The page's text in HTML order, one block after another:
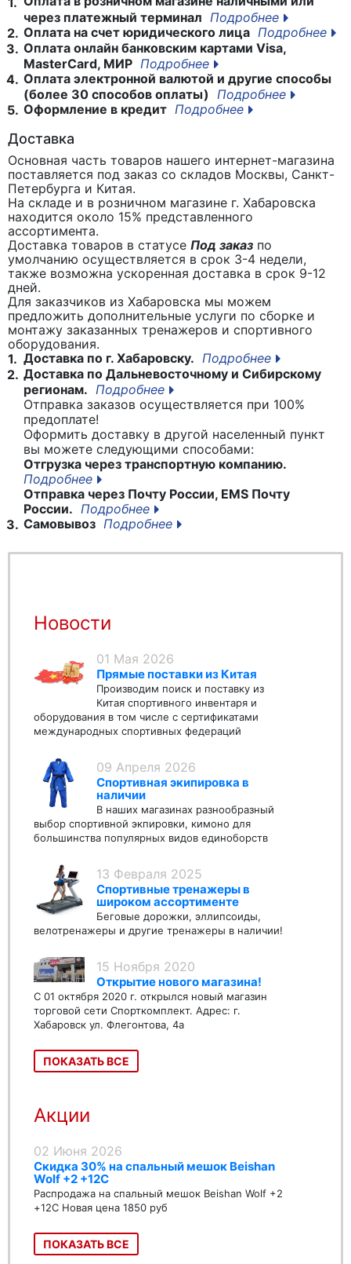
через платежный терминал Подробнее
2. Оплата на счет юридического лица Подробнее
3. Оплата онлайн банковским картами Visa,
MasterCard, МИР Подробнее
4. Оплата электронной валютой и другие способы
(более 30 способов оплаты)
Подробнее
5. Оформление в кредит Подробнее
Доставка
Основная часть товаров нашего интернет-магазина
поставляется под заказ со складов Москвы, Санкт-
Петербурга и Китая.
На складе и в розничном магазине г. Хабаровска
находится около 15% представленного
ассортимента.
Доставка товаров в статусе Под заказ по
умолчанию осуществляется в срок 3-4 недели,
также возможна ускоренная доставка в срок 9-12
дней.
Для заказчиков из Хабаровска мы можем
предложить дополнительные услуги по сборке и
монтажу заказанных тренажеров и спортивного
оборудования.
1. Доставка по г. Хабаровску. Подробнее
2. Доставка по Дальневосточному и Сибирскому
регионам. Подробнее
Отправка заказов осуществляется при 100%
предоплате!
Оформить доставку в другой населенный пункт
вы можете следующими способами:
Отгрузка через транспортную компанию.
Подробнее
Отправка через Почту России, EMS Почту
России. Подробнее
3. Самовывоз Подробнее
Новости
01 Мая 2026
Прямые поставки из Китая
Производим поиск и поставку из
Китая спортивного инвентаря и
оборудования в том числе с сертификатами
международных спортивных федераций
09 Апреля 2026
Спортивная экипировка в
наличии
В наших магазинах разнообразный
выбор спортивной экпировки, кимоно для
большинства популярных видов единоборств
13 Февраля 2025
Спортивные тренажеры в
широком ассортименте
Беговые дорожки, эллипсоиды,
велотренажеры и другие тренажеры в наличии!
15 Ноября 2020
Открытие нового магазина!
С 01 октября 2020 г. открылся новый магазин
торговой сети Спорткомплект. Адрес: г.
Хабаровск ул. Флегонтова, 4а
ПОКАЗАТЬ ВСЕ
Акции
02 Июня 2026
Скидка 30% на спальный мешок Beishan
Wolf +2 +12C
Распродажа на спальный мешок Beishan Wolf +2
+12C Новая цена 1850 руб
ПОКАЗАТЬ ВСЕ